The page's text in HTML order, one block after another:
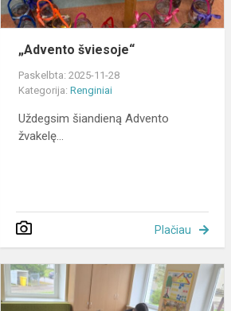
„Advento šviesoje“
Paskelbta: 2025-11-28
Kategorija:Renginiai
Uždegsim šiandieną Advento
žvakelę...
Plačiau